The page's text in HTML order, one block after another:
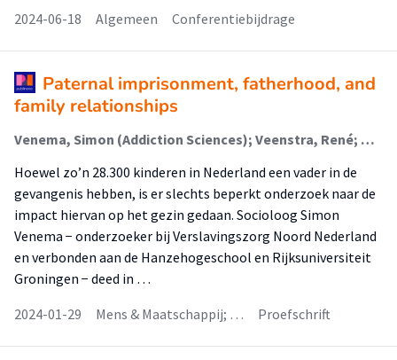
2024-06-18
Algemeen Conferentiebijdrage
Paternal imprisonment, fatherhood, and
family relationships
Venema, Simon (Addiction Sciences); Veenstra, René; Blaauw, Eric; van Gerner-Haan, Marieke
Hoewel zo’n 28.300 kinderen in Nederland een vader in de
gevangenis hebben, is er slechts beperkt onderzoek naar de
impact hiervan op het gezin gedaan. Socioloog Simon
Venema − onderzoeker bij Verslavingszorg Noord Nederland
en verbonden aan de Hanzehogeschool en Rijksuniversiteit
Groningen − deed in …
2024-01-29
Mens & Maatschappij; … Proefschrift